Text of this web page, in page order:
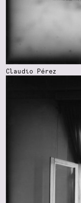
Claudio Pérez